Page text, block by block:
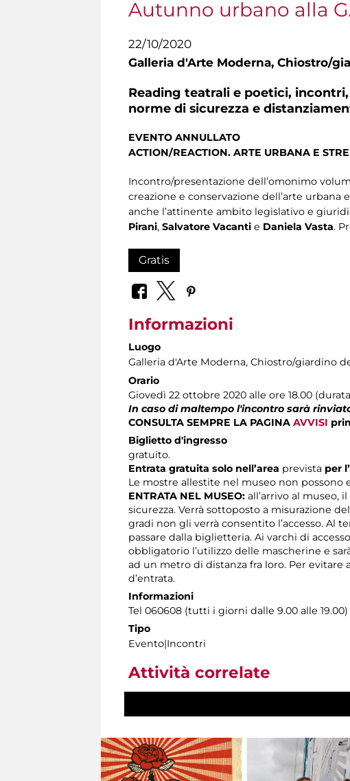
Autunno urbano alla
22/10/2020
Galleria d'Arte Moderna, Chiostro/
Reading teatrali e poetici,
norme di sicurezza e
EVENTO ANNULLATO
ACTION/REACTION. ARTE URBANA E
Incontro/presentazione dell’omonimo
creazione e conservazione dell’arte
anche l’attinente ambito legislativo e
Pirani, Salvatore Vacanti e Daniela Vasta.
Gratis
Informazioni
Luogo
Galleria d'Arte Moderna, Chiostro/giardino
Orario
Giovedì 22 ottobre 2020 alle ore 18.00
In caso di maltempo l'incontro sarà
CONSULTA SEMPRE LA PAGINA AVVISI
Biglietto d'ingresso
gratuito.
Entrata gratuita solo nell’area prevista per
Le mostre allestite nel museo non possono
ENTRATA NEL MUSEO: all’arrivo al museo,
sicurezza. Verrà sottoposto a misurazione
gradi non gli verrà consentito l’accesso. Al
passare dalla biglietteria. Ai varchi di
obbligatorio l’utilizzo delle mascherine e
ad un metro di distanza fra loro. Per
d’entrata.
Informazioni
Tel 060608 (tutti i giorni dalle 9.00 alle 19.00)
Tipo
Evento|Incontri
Attività correlate